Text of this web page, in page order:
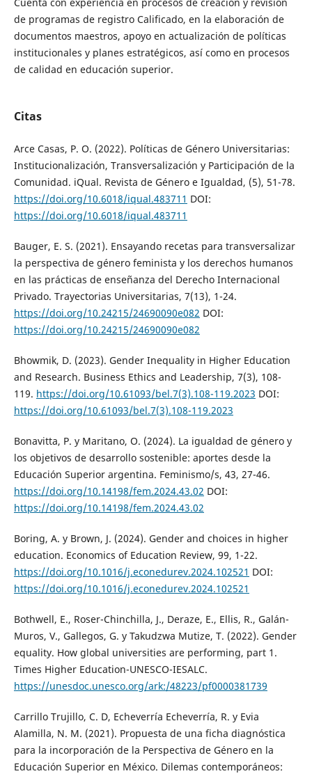
de programas de registro Calificado, en la elaboración de
documentos maestros, apoyo en actualización de políticas
institucionales y planes estratégicos, así como en procesos
de calidad en educación superior.
Citas
Arce Casas, P. O. (2022). Políticas de Género Universitarias:
Institucionalización, Transversalización y Participación de la
Comunidad. iQual. Revista de Género e Igualdad, (5), 51-78.
https://doi.org/10.6018/iqual.483711 DOI:
https://doi.org/10.6018/iqual.483711
Bauger, E. S. (2021). Ensayando recetas para transversalizar
la perspectiva de género feminista y los derechos humanos
en las prácticas de enseñanza del Derecho Internacional
Privado. Trayectorias Universitarias, 7(13), 1-24.
https://doi.org/10.24215/24690090e082 DOI:
https://doi.org/10.24215/24690090e082
Bhowmik, D. (2023). Gender Inequality in Higher Education
and Research. Business Ethics and Leadership, 7(3), 108-
119. https://doi.org/10.61093/bel.7(3).108-119.2023 DOI:
https://doi.org/10.61093/bel.7(3).108-119.2023
Bonavitta, P. y Maritano, O. (2024). La igualdad de género y
los objetivos de desarrollo sostenible: aportes desde la
Educación Superior argentina. Feminismo/s, 43, 27-46.
https://doi.org/10.14198/fem.2024.43.02 DOI:
https://doi.org/10.14198/fem.2024.43.02
Boring, A. y Brown, J. (2024). Gender and choices in higher
education. Economics of Education Review, 99, 1-22.
https://doi.org/10.1016/j.econedurev.2024.102521 DOI:
https://doi.org/10.1016/j.econedurev.2024.102521
Bothwell, E., Roser-Chinchilla, J., Deraze, E., Ellis, R., Galán-
Muros, V., Gallegos, G. y Takudzwa Mutize, T. (2022). Gender
equality. How global universities are performing, part 1.
Times Higher Education-UNESCO-IESALC.
https://unesdoc.unesco.org/ark:/48223/pf0000381739
Carrillo Trujillo, C. D, Echeverría Echeverría, R. y Evia
Alamilla, N. M. (2021). Propuesta de una ficha diagnóstica
para la incorporación de la Perspectiva de Género en la
Educación Superior en México. Dilemas contemporáneos: